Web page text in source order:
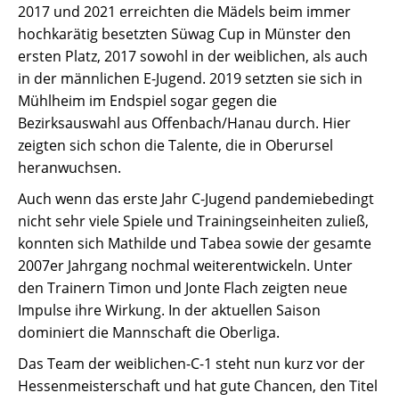
2017 und 2021 erreichten die Mädels beim immer
hochkarätig besetzten Süwag Cup in Münster den
ersten Platz, 2017 sowohl in der weiblichen, als auch
in der männlichen E-Jugend. 2019 setzten sie sich in
Mühlheim im Endspiel sogar gegen die
Bezirksauswahl aus Offenbach/Hanau durch. Hier
zeigten sich schon die Talente, die in Oberursel
heranwuchsen.
Auch wenn das erste Jahr C-Jugend pandemiebedingt
nicht sehr viele Spiele und Trainingseinheiten zuließ,
konnten sich Mathilde und Tabea sowie der gesamte
2007er Jahrgang nochmal weiterentwickeln. Unter
den Trainern Timon und Jonte Flach zeigten neue
Impulse ihre Wirkung. In der aktuellen Saison
dominiert die Mannschaft die Oberliga.
Das Team der weiblichen-C-1 steht nun kurz vor der
Hessenmeisterschaft und hat gute Chancen, den Titel